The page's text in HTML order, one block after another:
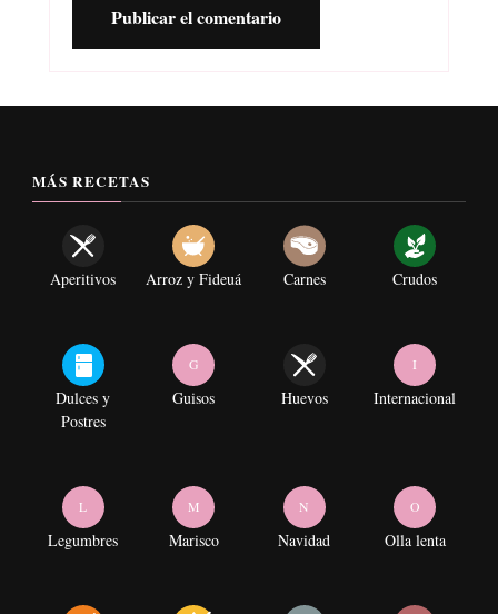
MÁS RECETAS
Aperitivos Arroz y Fideuá Carnes Crudos
Dulces y
Postres
G
Guisos Huevos
I
Internacional
L
Legumbres
M
Marisco
N
Navidad
O
Olla lenta